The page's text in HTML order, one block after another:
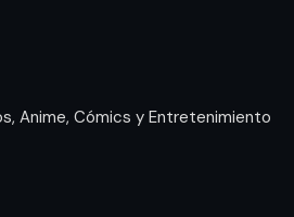
Anime, Cómics y Entretenimiento